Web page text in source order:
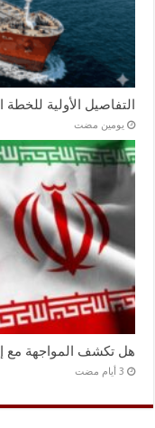
التفاصيل الأولية
‏يومين مضت
هل تكشف المواجهة مع